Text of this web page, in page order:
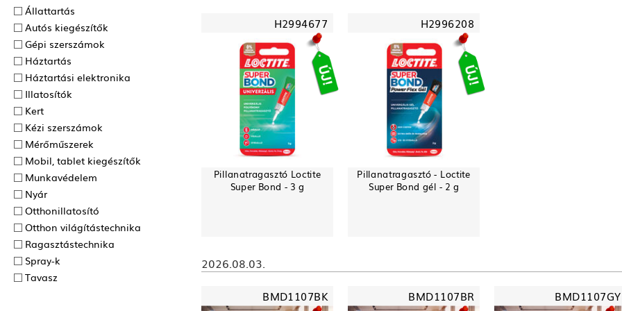
Állattartás
Autós kiegészítők
Gépi szerszámok
Háztartás
Háztartási elektronika
Illatosítók
Kert
Kézi szerszámok
Mérőműszerek
Mobil, tablet kiegészítők
Munkavédelem
Nyár
Otthonillatosító
Otthon világítástechnika
Ragasztás­technika
Spray-k
Tavasz
H2994677
Pillanatragasztó Loctite
Super Bond - 3 g
H2996208
Pillanatragasztó - Loctite
Super Bond gél - 2 g
2026.08.03.
BMD1107BK BMD1107BR BMD1107GY